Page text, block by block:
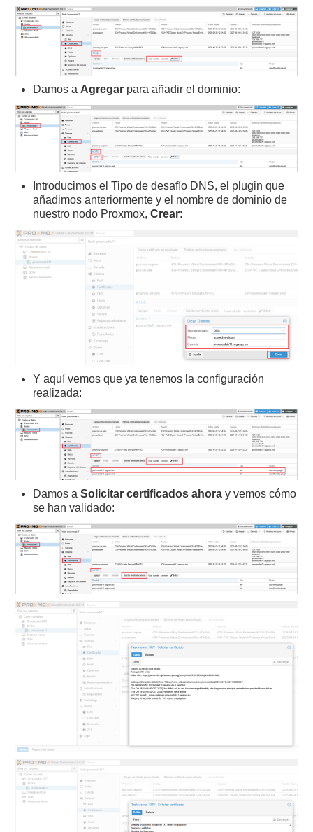
Damos a Agregar para añadir el dominio:
Introducimos el Tipo de desafío DNS, el plugin que
añadimos anteriormente y el nombre de dominio de
nuestro nodo Proxmox,Crear:
Y aquí vemos que ya tenemos la configuración
realizada:
Damos aSolicitar certificados ahora y vemos cómo
se han validado: